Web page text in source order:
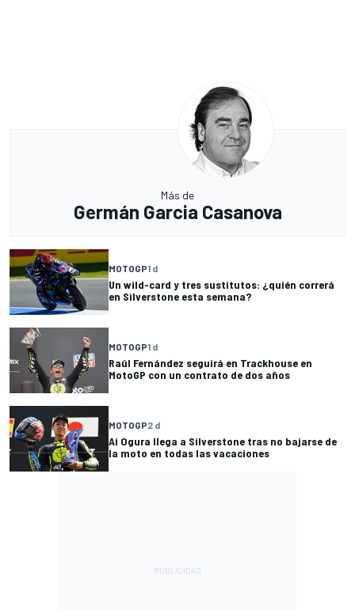
Más de
Germán Garcia Casanova
MOTOGP1 d
Un wild-card y tres sustitutos: ¿quién correrá
en Silverstone esta semana?
MOTOGP1 d
Raúl Fernández seguirá en Trackhouse en
MotoGP con un contrato de dos años
MOTOGP2 d
Ai Ogura llega a Silverstone tras no bajarse de
la moto en todas las vacaciones